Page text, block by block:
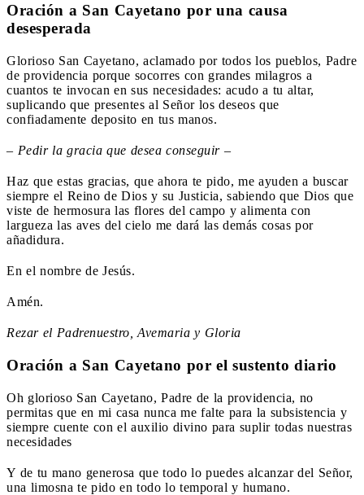
Oración a San Cayetano por una causa
desesperada
Glorioso San Cayetano, aclamado por todos los pueblos, Padre
de providencia porque socorres con grandes milagros a
cuantos te invocan en sus necesidades: acudo a tu altar,
suplicando que presentes al Señor los deseos que
confiadamente deposito en tus manos.
– Pedir la gracia que desea conseguir –
Haz que estas gracias, que ahora te pido, me ayuden a buscar
siempre el Reino de Dios y su Justicia, sabiendo que Dios que
viste de hermosura las flores del campo y alimenta con
largueza las aves del cielo me dará las demás cosas por
añadidura.
En el nombre de Jesús.
Amén.
Rezar el Padrenuestro, Avemaria y Gloria
Oración a San Cayetano por el sustento diario
Oh glorioso San Cayetano, Padre de la providencia, no
permitas que en mi casa nunca me falte para la subsistencia y
siempre cuente con el auxilio divino para suplir todas nuestras
necesidades
Y de tu mano generosa que todo lo puedes alcanzar del Señor,
una limosna te pido en todo lo temporal y humano.